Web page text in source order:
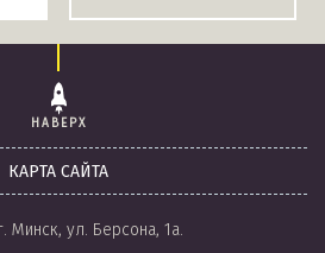
НАВЕРХ
КАРТА САЙТА
Минск, ул. Берсона, 1а.